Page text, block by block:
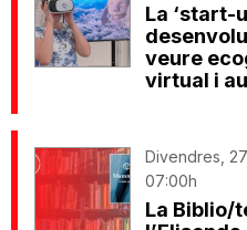
La ‘start-
veure
virtual i
Divendres,
07:00h
La Biblio/